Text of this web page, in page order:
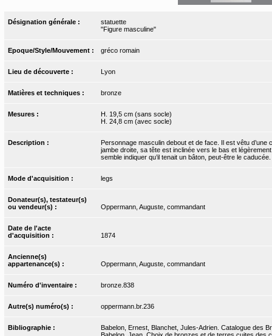
Désignation générale :
statuette
"Figure masculine"
Epoque/Style/Mouvement : gréco romain
Lieu de découverte : Lyon
Matières et techniques : bronze
Mesures :
H. 19,5 cm (sans socle)
H. 24,8 cm (avec socle)
Description :
Personnage masculin debout et de face. Il est vêtu
jambe droite, sa tête est inclinée vers le bas et
semble indiquer qu’il tenait un bâton, peut-être le caducée.
Mode d'acquisition : legs
Donateur(s), testateur(s)
ou vendeur(s) :
Oppermann, Auguste, commandant
Date de l'acte
d'acquisition :
1874
Ancienne(s)
appartenance(s) :
Oppermann, Auguste, commandant
Numéro d'inventaire : bronze.838
Autre(s) numéro(s) : oppermann.br.236
Bibliographie :
Babelon, Ernest, Blanchet, Jules-Adrien. Catalogue des
Babelon, Jean. Choix de bronzes et de terres cuites des